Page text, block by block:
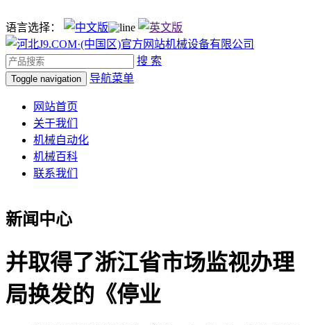
语言选择：
搜 索
Toggle navigation 导航菜单
网站首页
关于我们
机械自动化
机械百科
联系我们
新闻中心
并取得了浙江省市场监视办理
局换发的《停业